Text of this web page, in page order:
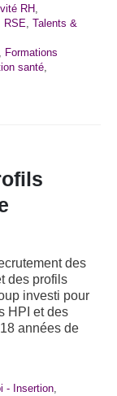
RH,
RSE,
Talents &
Formations
santé,
des
des profils
investi pour
HPI et des
années de
- Insertion,